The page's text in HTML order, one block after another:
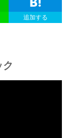
追加する
ク